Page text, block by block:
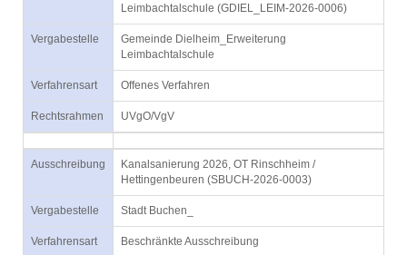
Leimbachtalschule (GDIEL_LEIM-2026-0006)
Vergabestelle
Gemeinde Dielheim_Erweiterung
Leimbachtalschule
Verfahrensart Offenes Verfahren
Rechtsrahmen UVgO/VgV
Ausschreibung
Kanalsanierung 2026, OT Rinschheim /
Hettingenbeuren (SBUCH-2026-0003)
Vergabestelle Stadt Buchen_
Verfahrensart Beschränkte Ausschreibung